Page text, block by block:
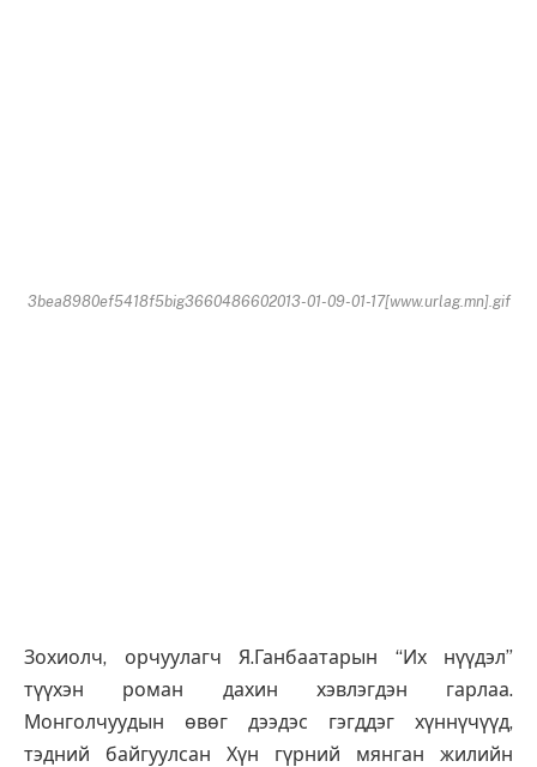
3bea8980ef5418f5big3660486602013-01-09-01-17[www.urlag.mn].gif
Зохиолч, орчуулагч Я.Ганбаатарын “Их нүүдэл”
түүхэн роман дахин хэвлэгдэн гарлаа.
Монголчуудын өвөг дээдэс гэгддэг хүннүчүүд,
тэдний байгуулсан Хүн гүрний мянган жилийн